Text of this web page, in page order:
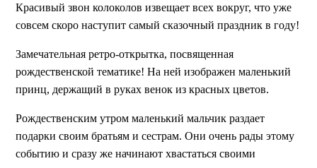
Красивый звон колоколов извещает всех вокруг, что уже
совсем скоро наступит самый сказочный праздник в году!
Замечательная ретро-открытка, посвященная
рождественской тематике! На ней изображен маленький
принц, держащий в руках венок из красных цветов.
Рождественским утром маленький мальчик раздает
подарки своим братьям и сестрам. Они очень рады этому
событию и сразу же начинают хвастаться своими